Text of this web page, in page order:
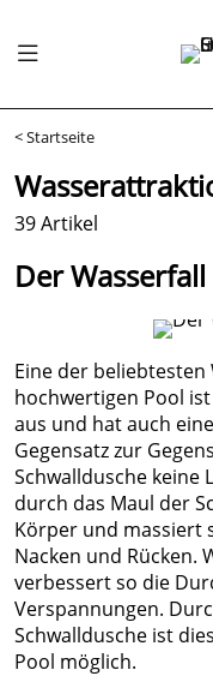
<Startseite
39 Artikel
Der
Eine der
hochwertigen Pool
aus und hat auch
Gegensatz zur
Schwalldusche keine
durch das Maul der
Körper und massiert
Nacken und Rücken.
verbessert so die
Verspannungen.
Schwalldusche ist
Pool möglich.